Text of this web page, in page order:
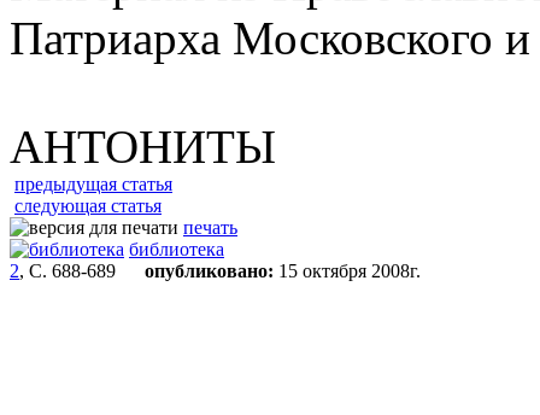
Патриарха Московского
АНТОНИТЫ
предыдущая статья
следующая статья
печать
библиотека
2, С. 688-689 опубликовано: 15 октября 2008г.